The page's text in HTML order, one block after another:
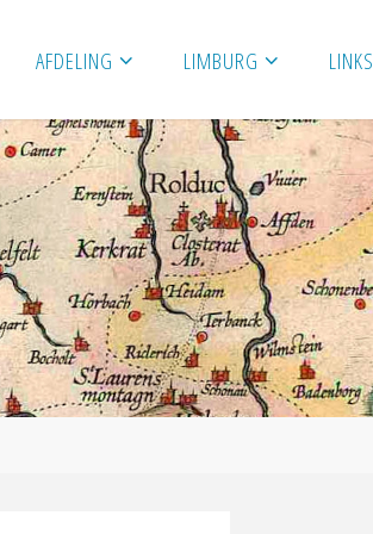
AFDELING LIMBURG LINKS